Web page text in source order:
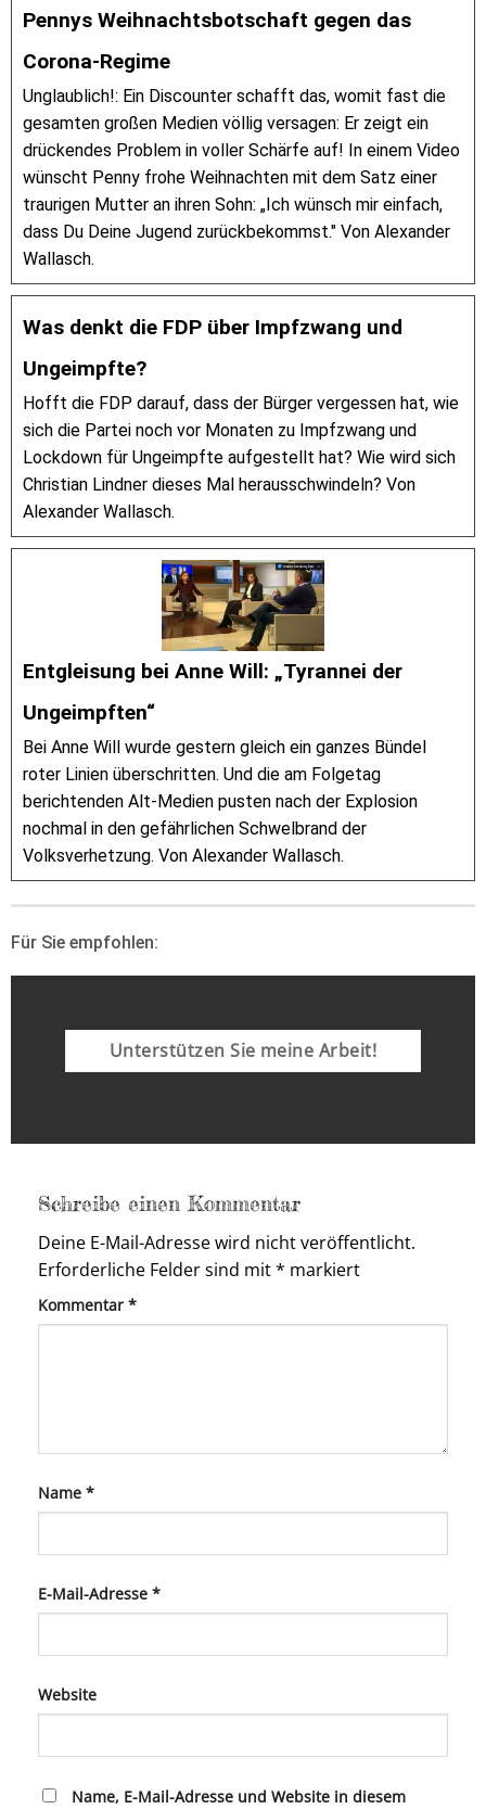
Pennys Weihnachtsbotschaft gegen das
Corona-Regime
Unglaublich!: Ein Discounter schafft das, womit fast die
gesamten großen Medien völlig versagen: Er zeigt ein
drückendes Problem in voller Schärfe auf! In einem Video
wünscht Penny frohe Weihnachten mit dem Satz einer
traurigen Mutter an ihren Sohn: „Ich wünsch mir einfach,
dass Du Deine Jugend zurückbekommst." Von Alexander
Wallasch.
Was denkt die FDP über Impfzwang und
Ungeimpfte?
Hofft die FDP darauf, dass der Bürger vergessen hat, wie
sich die Partei noch vor Monaten zu Impfzwang und
Lockdown für Ungeimpfte aufgestellt hat? Wie wird sich
Christian Lindner dieses Mal herausschwindeln? Von
Alexander Wallasch.
Entgleisung bei Anne Will: „Tyrannei der
Ungeimpften“
Bei Anne Will wurde gestern gleich ein ganzes Bündel
roter Linien überschritten. Und die am Folgetag
berichtenden Alt-Medien pusten nach der Explosion
nochmal in den gefährlichen Schwelbrand der
Volksverhetzung. Von Alexander Wallasch.
Für Sie empfohlen:
Unterstützen Sie meine Arbeit!
Schreibe einen Kommentar
Deine E-Mail-Adresse wird nicht veröffentlicht.
Erforderliche Felder sind mit* markiert
Kommentar *
Name *
E-Mail-Adresse *
Website
Name, E-Mail-Adresse und Website in diesem